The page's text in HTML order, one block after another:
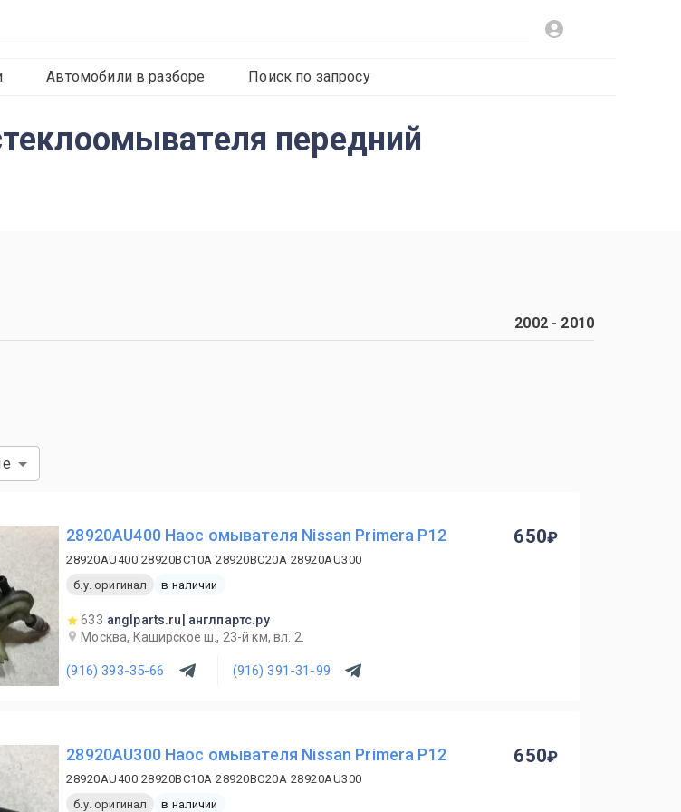
Автомобили в разборе Поиск по запросу
передний
2002- 2010
28920AU400 Наос омывателя Nissan Primera P12
28920AU400 28920BC10A 28920BC20A 28920AU300
б.у. оригинал
в наличии
633 anglparts.ru| англпартс.ру
Москва, Каширское ш., 23-й км, вл. 2.
(916) 393-35-66 (916) 391-31-99
650
28920AU300 Наос омывателя Nissan Primera P12
28920AU400 28920BC10A 28920BC20A 28920AU300
б.у. оригинал
в наличии
650